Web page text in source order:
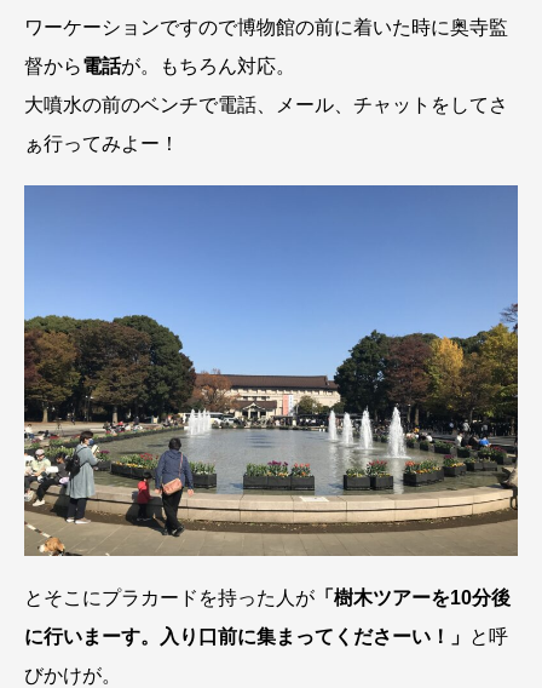
ワーケーションですので博物館の前に着いた時に奥寺監
督から電話が。もちろん対応。
大噴水の前のベンチで電話、メール、チャットをしてさ
ぁ行ってみよー！
とそこにプラカードを持った人が 「樹木ツアーを10分後
に行いまーす。入り口前に集まってくださーい！」 と呼
びかけが。